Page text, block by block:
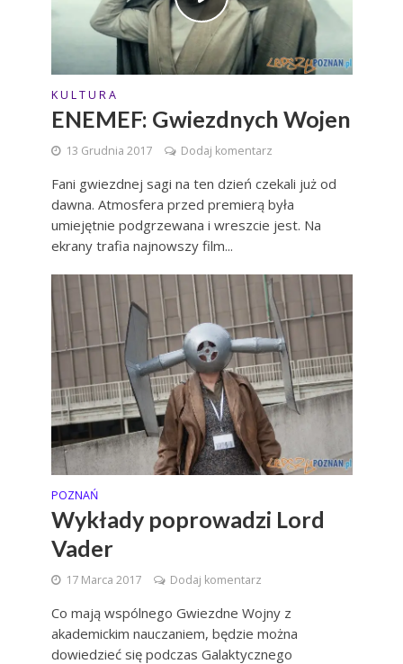
K U L T U R A
ENEMEF: Gwiezdnych Wojen
13 Grudnia 2017 Dodaj komentarz
Fani gwiezdnej sagi na ten dzień czekali już od
dawna. Atmosfera przed premierą była
umiejętnie podgrzewana i wreszcie jest. Na
ekrany trafia najnowszy film...
POZNAŃ
Wykłady poprowadzi Lord
Vader
17 Marca 2017 Dodaj komentarz
Co mają wspólnego Gwiezdne Wojny z
akademickim nauczaniem, będzie można
dowiedzieć się podczas Galaktycznego